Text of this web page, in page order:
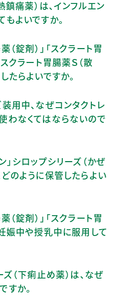
鎮痛薬）は、インフルエン
よいですか。
（錠剤）」「スクラート胃
スクラート胃腸薬Ｓ（散
たらよいですか。
用中、なぜコンタクトレ
わなくてはならないので
」シロップシリーズ（かぜ
のように保管したらよい
（錠剤）」「スクラート胃
娠中や授乳中に服用して
ズ（下痢止め薬）は、なぜ
すか。